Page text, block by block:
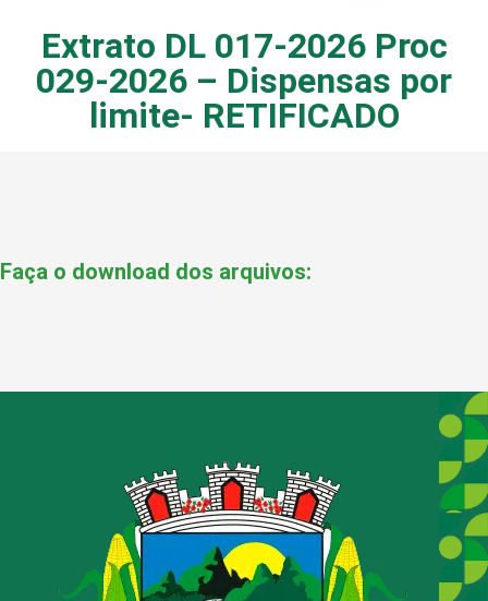
Extrato DL 017-2026 Proc
029-2026 – Dispensas por
limite- RETIFICADO
Faça o download dos arquivos: